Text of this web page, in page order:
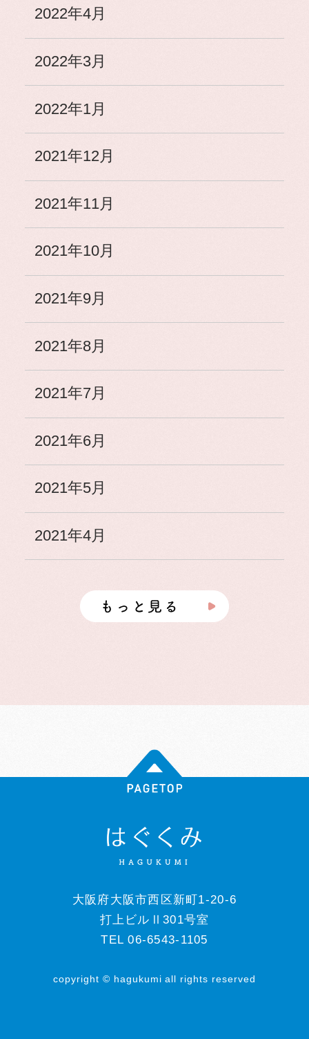
2022年4月
2022年3月
2022年1月
2021年12月
2021年11月
2021年10月
2021年9月
2021年8月
2021年7月
2021年6月
2021年5月
2021年4月
大阪府大阪市西区新町1-20-6
打上ビルⅡ301号室
TEL 06-6543-1105
copyright © hagukumi all rights reserved